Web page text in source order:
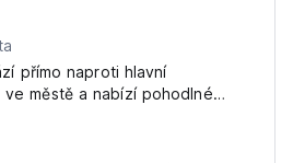
přímo naproti hlavní
městě a nabízí pohodlné
super přátelský chlupatý hostitel